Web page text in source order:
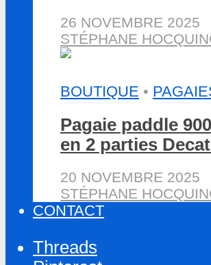
26 NOVEMBRE 2025
STÉPHANE
BOUTIQUE •
Pagaie paddle
en 2 parties
20 NOVEMBRE 2025
STÉPHANE
CONTACT
Threads